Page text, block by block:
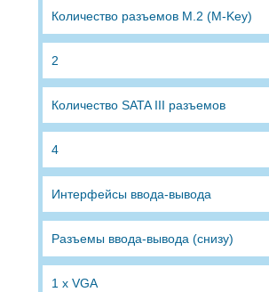
Количество разъемов М.2 (M-Key)
2
Количество SATA III разъемов
4
Интерфейсы ввода-вывода
Разъемы ввода-вывода (снизу)
1 x VGA